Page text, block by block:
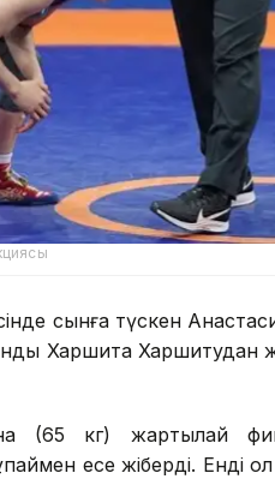
сынға түскен
Харшита Харшитудан
(65 кг) жартылай
есе жіберді. Енді ол